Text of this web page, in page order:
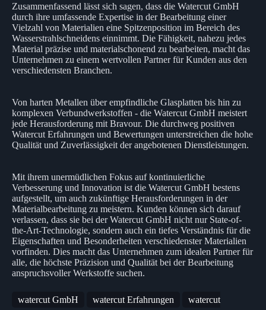
Zusammenfassend lässt sich sagen, dass die Watercut GmbH
durch ihre umfassende Expertise in der Bearbeitung einer
Vielzahl von Materialien eine Spitzenposition im Bereich des
Wasserstrahlschneidens einnimmt. Die Fähigkeit, nahezu jedes
Material präzise und materialschonend zu bearbeiten, macht das
Unternehmen zu einem wertvollen Partner für Kunden aus den
verschiedensten Branchen.
Von harten Metallen über empfindliche Glasplatten bis hin zu
komplexen Verbundwerkstoffen - die Watercut GmbH meistert
jede Herausforderung mit Bravour. Die durchweg positiven
Watercut Erfahrungen und Bewertungen unterstreichen die hohe
Qualität und Zuverlässigkeit der angebotenen Dienstleistungen.
Mit ihrem unermüdlichen Fokus auf kontinuierliche
Verbesserung und Innovation ist die Watercut GmbH bestens
aufgestellt, um auch zukünftige Herausforderungen in der
Materialbearbeitung zu meistern. Kunden können sich darauf
verlassen, dass sie bei der Watercut GmbH nicht nur State-of-
the-Art-Technologie, sondern auch ein tiefes Verständnis für die
Eigenschaften und Besonderheiten verschiedenster Materialien
vorfinden. Dies macht das Unternehmen zum idealen Partner für
alle, die höchste Präzision und Qualität bei der Bearbeitung
anspruchsvoller Werkstoffe suchen.
watercut GmbH watercut Erfahrungen
watercut